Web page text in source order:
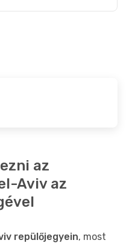
az
Aviv az
repülőjegyein, most